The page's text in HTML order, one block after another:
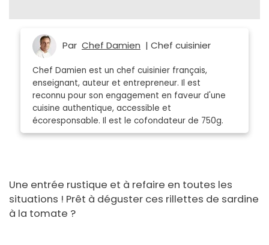
Par Chef Damien | Chef cuisinier
Chef Damien est un chef cuisinier français,
enseignant, auteur et entrepreneur. Il est
reconnu pour son engagement en faveur d'une
cuisine authentique, accessible et
écoresponsable. Il est le cofondateur de 750g.
Une entrée rustique et à refaire en toutes les
situations ! Prêt à déguster ces rillettes de sardine
à la tomate ?